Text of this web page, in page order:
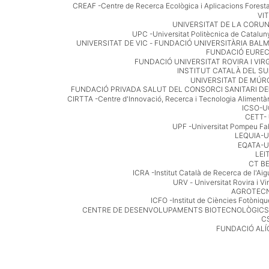
A
T
E
CREAF -Centre de Recerca Ecològica i Aplicacions
UNIVERSITAT DE LA
UPC -Universitat Politècnica de
UNIVERSITAT DE VIC - FUNDACIÓ UNIVERSITÀRIA
FUNDACIÓ
FUNDACIÓ UNIVERSITAT ROVIRA I
INSTITUT CATALÀ DEL
UNIVERSITAT DE
FUNDACIÓ PRIVADA SALUT DEL CONSORCI SANITARI
CIRTTA -Centre d'Innovació, Recerca i Tecnologia
ICSO-
CETT-
UPF -Universitat Pompeu
LEQUIA-
EQATA-
CT
ICRA -Institut Català de Recerca de
URV - Universitat Rovira i
ICFO -Institut de Ciències
CENTRE DE DESENVOLUPAMENTS
FUNDACIÓ